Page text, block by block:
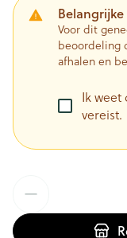
Voor dit
beoordeling
afhalen en
Ik
vereist.